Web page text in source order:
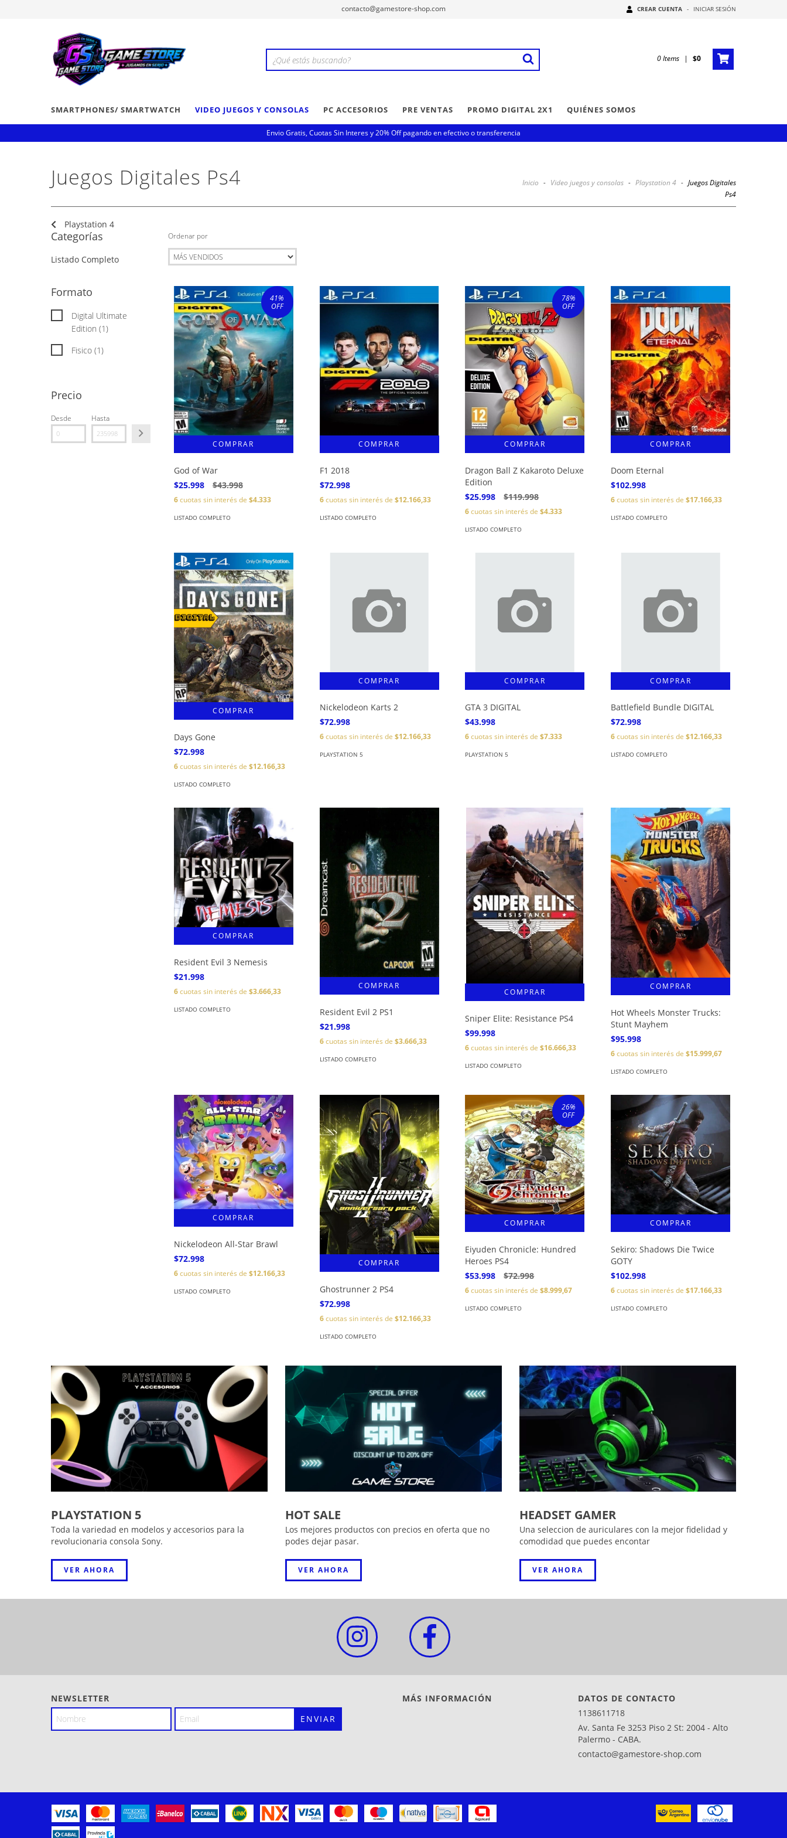
contacto@gamestore-shop.com CREAR CUENTA - INICIAR SESIÓN
0Items | $0
SMARTPHONES/ SMARTWATCH VIDEO JUEGOS Y CONSOLAS PC ACCESORIOS PRE VENTAS PROMO DIGITAL 2X1 QUIÉNES SOMOS
Envio Gratis, Cuotas Sin Interes y 20% Off pagando en efectivo o transferencia
Juegos Digitales Ps4 Inicio - Video juegos y consolas - Playstation 4 - Juegos Digitales
Ps4
Playstation 4
Categorías
Listado Completo
Formato
Digital Ultimate
Edition (1)
Fisico (1)
Precio
Desde Hasta
Ordenar por
41%
OFF
God of War
$25.998
$43.998
6cuotas sin interés de $4.333
LISTADO COMPLETO
F1 2018
$72.998
6cuotas sin interés de $12.166,33
LISTADO COMPLETO
78%
OFF
Dragon Ball Z Kakaroto Deluxe
Edition
$25.998
$119.998
6cuotas sin interés de$4.333
LISTADO COMPLETO
Doom Eternal
$102.998
6cuotas sin interés de$17.166,33
LISTADO COMPLETO
Days Gone
$72.998
6cuotas sin interés de $12.166,33
LISTADO COMPLETO
Nickelodeon Karts 2
$72.998
6cuotas sin interés de $12.166,33
PLAYSTATION 5
GTA 3 DIGITAL
$43.998
6cuotas sin interés de$7.333
PLAYSTATION 5
Battlefield Bundle DIGITAL
$72.998
6cuotas sin interés de$12.166,33
LISTADO COMPLETO
Resident Evil 3 Nemesis
$21.998
6cuotas sin interés de $3.666,33
LISTADO COMPLETO
Resident Evil 2 PS1
$21.998
6cuotas sin interés de $3.666,33
LISTADO COMPLETO
Sniper Elite: Resistance PS4
$99.998
6cuotas sin interés de$16.666,33
LISTADO COMPLETO
Hot Wheels Monster Trucks:
Stunt Mayhem
$95.998
6cuotas sin interés de$15.999,67
LISTADO COMPLETO
Nickelodeon All-Star Brawl
$72.998
6cuotas sin interés de $12.166,33
LISTADO COMPLETO
Ghostrunner 2 PS4
$72.998
6cuotas sin interés de $12.166,33
LISTADO COMPLETO
26%
OFF
Eiyuden Chronicle: Hundred
Heroes PS4
$53.998
$72.998
6cuotas sin interés de$8.999,67
LISTADO COMPLETO
Sekiro: Shadows Die Twice
GOTY
$102.998
6cuotas sin interés de$17.166,33
LISTADO COMPLETO
PLAYSTATION 5
Toda la variedad en modelos y accesorios para la
revolucionaria consola Sony.
VER AHORA
HOT SALE
Los mejores productos con precios en oferta que no
podes dejar pasar.
VER AHORA
HEADSET GAMER
Una seleccion de auriculares con la mejor fidelidad y
comodidad que puedes encontar
VER AHORA
NEWSLETTER MÁS INFORMACIÓN
DATOS DE CONTACTO
1138611718
Av. Santa Fe 3253 Piso 2 St: 2004 - Alto
Palermo - CABA.
contacto@gamestore-shop.com